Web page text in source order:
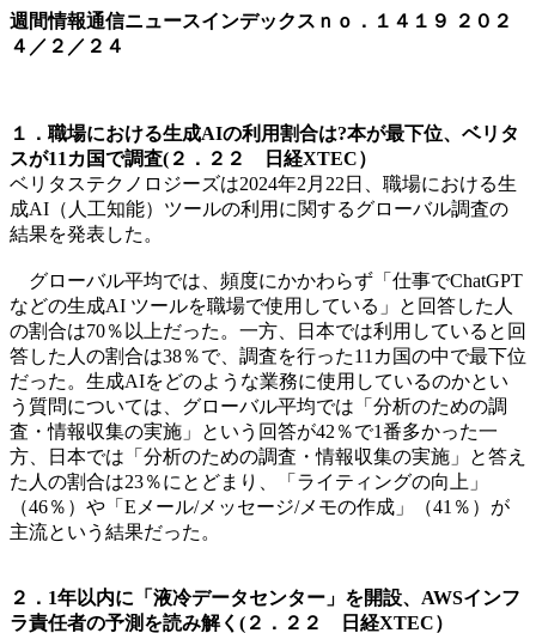
週間情報通信ニュースインデックスｎｏ． １４１９
２０２
４／２／２４
１．職場における生成AIの利用割合は?本が最下位、ベリタ
スが11カ国で調査(２．２２ 日経XTEC）
ベリタステクノロジーズは2024年2月22日、職場における生
成AI（人工知能）ツールの利用に関するグローバル調査の
結果を発表した。
グローバル平均では、頻度にかかわらず「仕事でChatGPT
などの生成AI ツールを職場で使用している」と回答した人
の割合は70％以上だった。一方、日本では利用していると回
答した人の割合は38％で、調査を行った11カ国の中で最下位
だった。生成AIをどのような業務に使用しているのかとい
う質問については、グローバル平均では「分析のための調
査・情報収集の実施」という回答が42％で1番多かった一
方、日本では「分析のための調査・情報収集の実施」と答え
た人の割合は23％にとどまり、「ライティングの向上」
（46％）や「Eメール/メッセージ/メモの作成」（41％）が
主流という結果だった。
２．1年以内に「液冷データセンター」を開設、AWSインフ
ラ責任者の予測を読み解く(２．２２ 日経XTEC）